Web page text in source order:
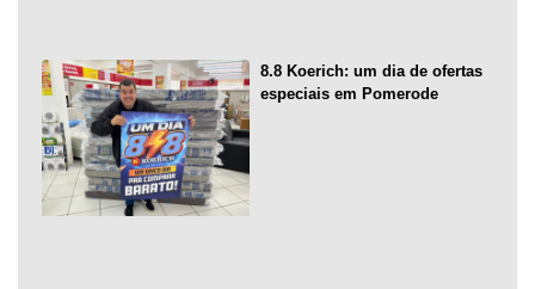
8.8 Koerich: um dia de ofertas
especiais em Pomerode